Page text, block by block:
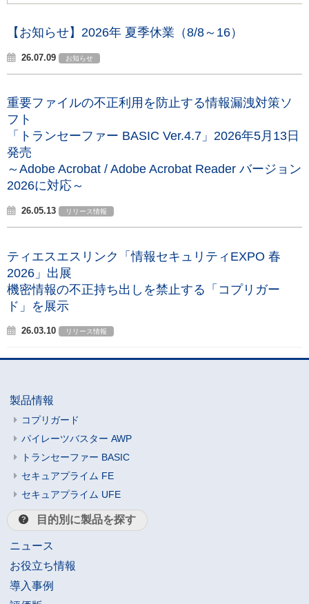
【お知らせ】2026年 夏季休業（8/8～16）
26.07.09 お知らせ
重要ファイルの不正利用を防止する情報漏洩対策ソ
フト
「トランセーファー BASIC Ver.4.7」2026年5月13日
発売
～Adobe Acrobat / Adobe Acrobat Reader バージョン
2026に対応～
26.05.13 リリース情報
ティエスエスリンク「情報セキュリティEXPO 春
2026」出展
機密情報の不正持ち出しを禁止する「コプリガー
ド」を展示
26.03.10 リリース情報
製品情報
コプリガード
パイレーツバスター AWP
トランセーファー BASIC
セキュアプライム FE
セキュアプライム UFE
目的別に製品を探す
ニュース
お役立ち情報
導入事例